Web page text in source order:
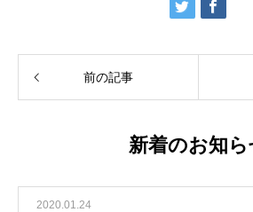
前の記事
新着のお知ら
2020.01.24